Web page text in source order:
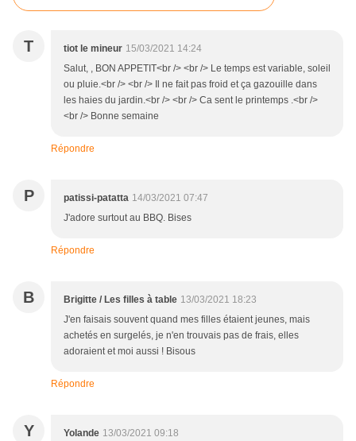
T tiot le mineur 15/03/2021 14:24
Salut, , BON APPETIT<br /> <br /> Le temps est variable, soleil
ou pluie.<br /> <br /> Il ne fait pas froid et ça gazouille dans
les haies du jardin.<br /> <br /> Ca sent le printemps .<br />
<br /> Bonne semaine
Répondre
P patissi-patatta 14/03/2021 07:47
J'adore surtout au BBQ. Bises
Répondre
B Brigitte / Les filles à table 13/03/2021 18:23
J'en faisais souvent quand mes filles étaient jeunes, mais
achetés en surgelés, je n'en trouvais pas de frais, elles
adoraient et moi aussi ! Bisous
Répondre
Y Yolande 13/03/2021 09:18